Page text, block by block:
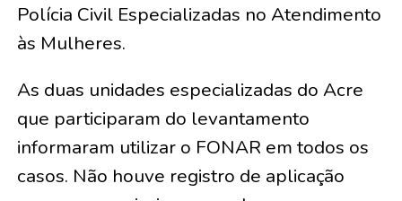
Polícia Civil Especializadas no Atendimento
às Mulheres.
As duas unidades especializadas do Acre
que participaram do levantamento
informaram utilizar o FONAR em todos os
casos. Não houve registro de aplicação